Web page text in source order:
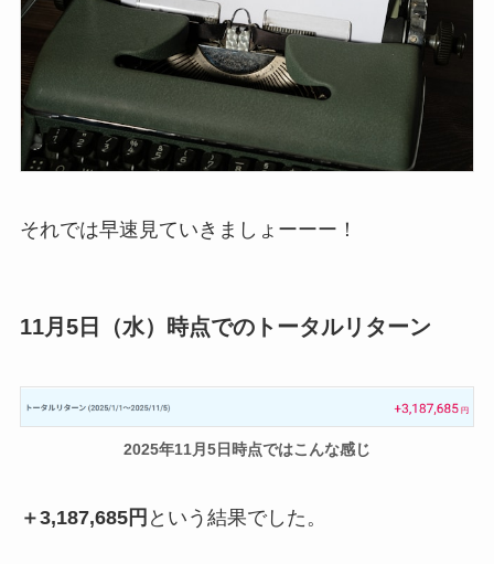
それでは早速見ていきましょーーー！
11月5日（水）時点でのトータルリターン
2025年11月5日時点ではこんな感じ
＋3,187,685円 という結果でした。